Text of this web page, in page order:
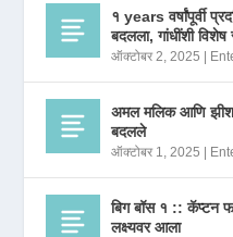
१ years वर्षांपूर्वी
बदलला, गांधींशी विशेष
ऑक्टोबर 2, 2025 |
अमल मलिक आणि
बदलले
ऑक्टोबर 1, 2025 |
बिग बॉस १ :: कॅप्टन
लक्ष्यवर आला